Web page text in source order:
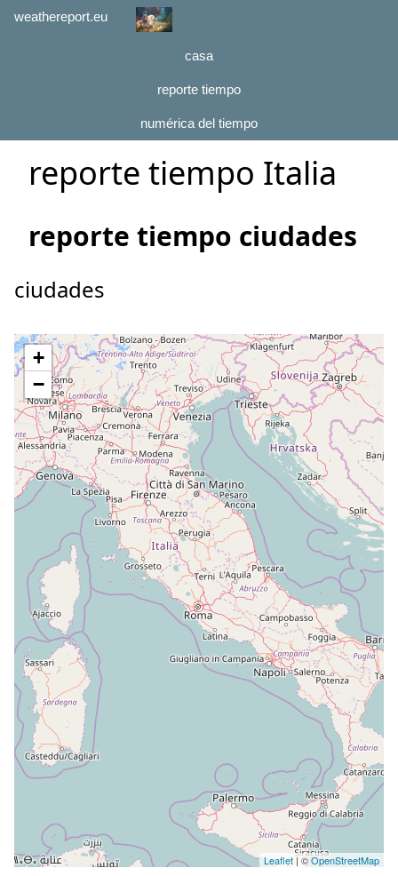
weathereport.eu
casa
reporte tiempo
numérica del tiempo
reporte tiempo Italia
reporte tiempo ciudades
ciudades
+
−
Leaflet| ©OpenStreetMap